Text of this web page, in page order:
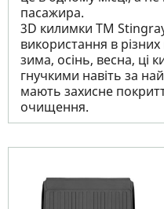
пасажира.
3D килимки TM
використання в
зима, осінь, весна, ці
гнучкими навіть за
мають захисне
очищення.